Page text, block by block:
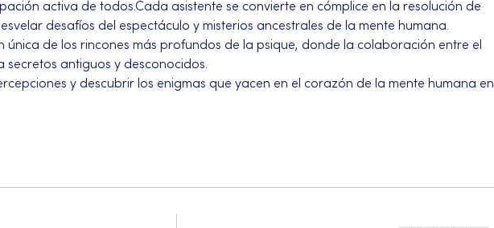
activa de todos.Cada asistente se convierte en cómplice en la resolución de
desafíos del espectáculo y misterios ancestrales de la mente humana.
única de los rincones más profundos de la psique, donde la colaboración entre el
secretos antiguos y desconocidos.
y descubrir los enigmas que yacen en el corazón de la mente humana en